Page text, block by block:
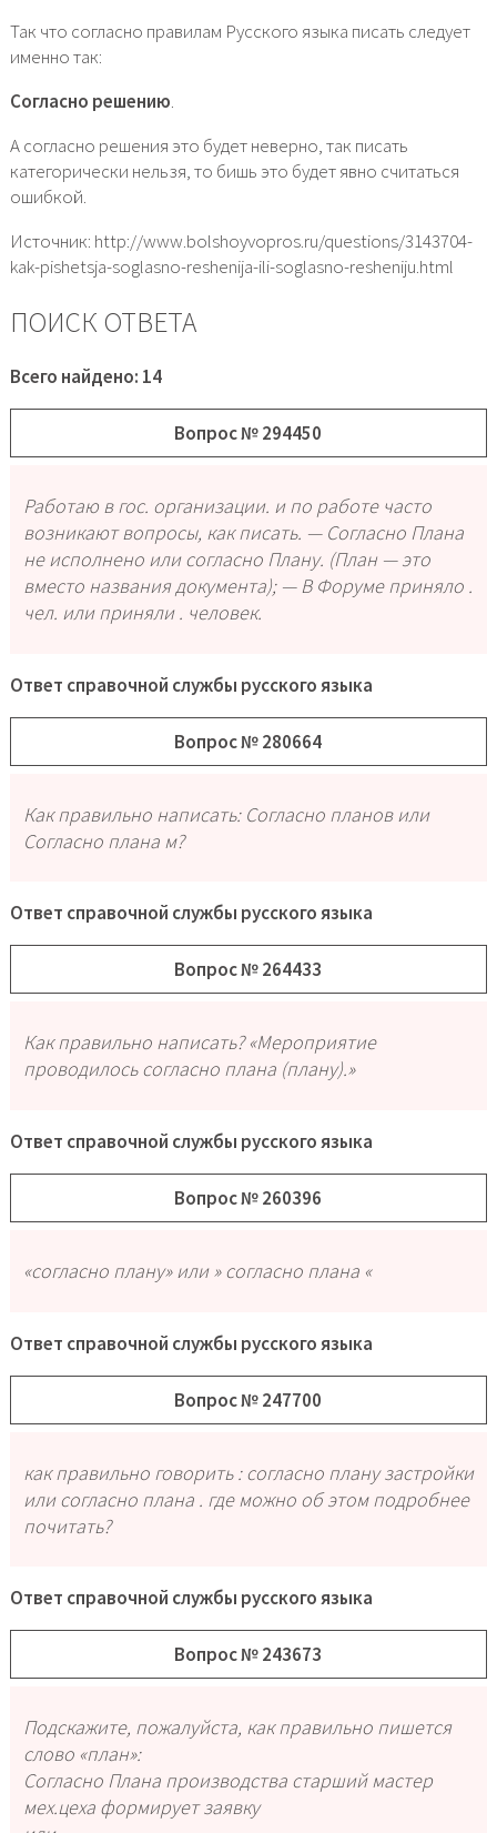
Так что согласно правилам Русского языка писать следует
именно так:
Согласно решению.
А согласно решения это будет неверно, так писать
категорически нельзя, то бишь это будет явно считаться
ошибкой.
Источник: http://www.bolshoyvopros.ru/questions/3143704-
kak-pishetsja-soglasno-reshenija-ili-soglasno-resheniju.html
ПОИСК ОТВЕТА
Всего найдено: 14
Вопрос № 294450
Работаю в гос. организации. и по работе часто
возникают вопросы, как писать. — Согласно Плана
не исполнено или согласно Плану. (План — это
вместо названия документа); — В Форуме приняло .
чел. или приняли . человек.
Ответ справочной службы русского языка
Вопрос № 280664
Как правильно написать: Согласно планов или
Согласно плана м?
Ответ справочной службы русского языка
Вопрос № 264433
Как правильно написать? «Мероприятие
проводилось согласно плана (плану).»
Ответ справочной службы русского языка
Вопрос № 260396
«согласно плану» или » согласно плана «
Ответ справочной службы русского языка
Вопрос № 247700
как правильно говорить : согласно плану застройки
или согласно плана . где можно об этом подробнее
почитать?
Ответ справочной службы русского языка
Вопрос № 243673
Подскажите, пожалуйста, как правильно пишется
слово «план»:
Согласно Плана производства старший мастер
мех.цеха формирует заявку